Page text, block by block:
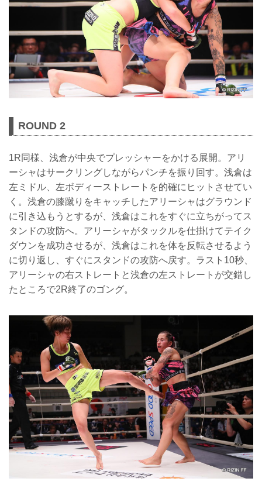
ROUND 2
1R同様、浅倉が中央でプレッシャーをかける展開。アリ
ーシャはサークリングしながらパンチを振り回す。浅倉は
左ミドル、左ボディーストレートを的確にヒットさせてい
く。浅倉の膝蹴りをキャッチしたアリーシャはグラウンド
に引き込もうとするが、浅倉はこれをすぐに立ちがってス
タンドの攻防へ。アリーシャがタックルを仕掛けてテイク
ダウンを成功させるが、浅倉はこれを体を反転させるよう
に切り返し、すぐにスタンドの攻防へ戻す。ラスト10秒、
アリーシャの右ストレートと浅倉の左ストレートが交錯し
たところで2R終了のゴング。